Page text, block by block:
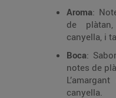
Aroma:
de
canyella, i
Boca:
notes de
canyella.